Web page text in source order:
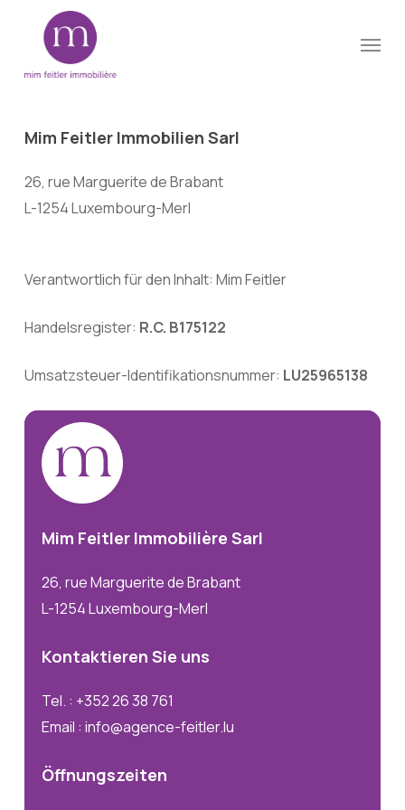
Menu
Mim Feitler Immobilien Sarl
26, rue Marguerite de Brabant
L-1254 Luxembourg-Merl
Verantwortlich für den Inhalt: Mim Feitler
Handelsregister: R.C. B175122
Umsatzsteuer-Identifikationsnummer: LU25965138
Mim Feitler Immobilière Sarl
26, rue Marguerite de Brabant
L-1254 Luxembourg-Merl
Kontaktieren Sie uns
Tel. : +352 26 38 761
Email : info@agence-feitler.lu
Öffnungszeiten
Close